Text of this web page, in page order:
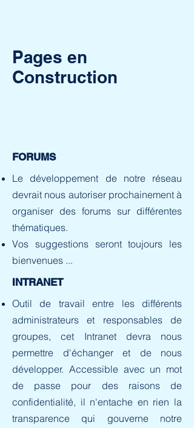
Pages en
Construction
FORUMS
Le développement de notre réseau
devrait nous autoriser prochainement à
organiser des forums sur différentes
thématiques.
Vos suggestions seront toujours les
bienvenues ...
INTRANET
Outil de travail entre les différents
administrateurs et responsables de
groupes, cet Intranet devra nous
permettre d'échanger et de nous
développer. Accessible avec un mot
de passe pour des raisons de
confidentialité, il n'entache en rien la
transparence qui gouverne notre